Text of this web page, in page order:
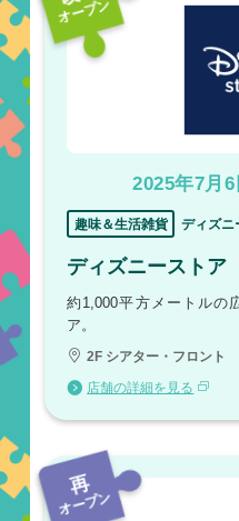
オープン
2025年7月6
趣味＆生活雑貨 ディズニ
ディズニーストア
約1,000平方メートルの
ア。
2F シアター・フロント
店舗の詳細を見る
再
オープン